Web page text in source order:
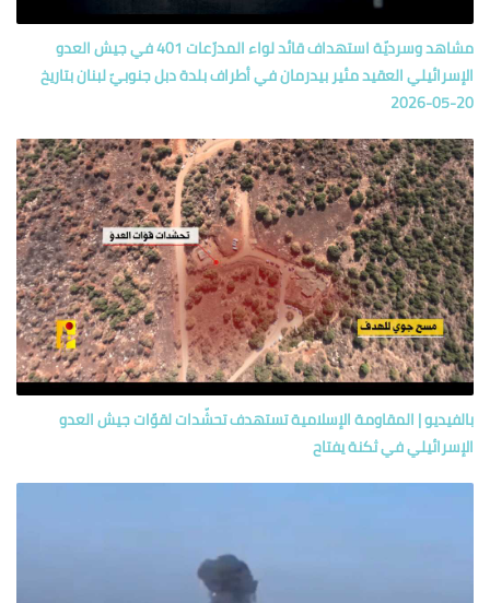
مشاهد وسرديّة استهداف قائد لواء المدرّعات 401 في جيش العدو
الإسرائيلي العقيد مئير بيدرمان في أطراف بلدة دبل جنوبيّ لبنان بتاريخ
20-05-2026
بالفيديو | المقاومة الإسلامية تستهدف تحشّدات لقوّات جيش العدو
الإسرائيلي في ثكنة يفتاح